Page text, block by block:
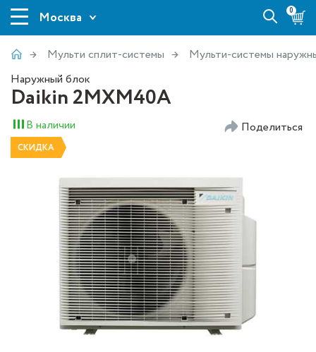
Москва 0
Мульти сплит-системы
Мульти-системы
Наружный блок
Daikin 2MXM40A
В наличии Поделиться
СКИДКА